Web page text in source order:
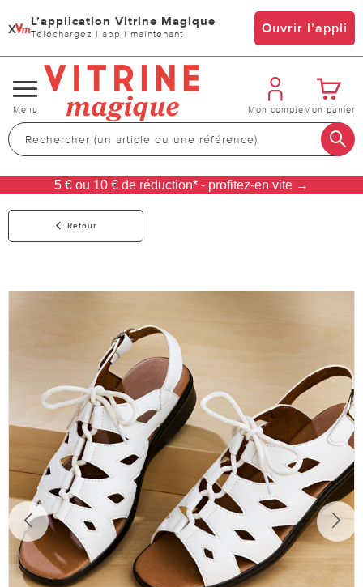
x L’application Vitrine Magique
Téléchargez l’appli maintenant Ouvrir l’appli
Changer
de
navigation
Menu Mon compteMon panier
5 € ou 10 € de réduction* - profitez-en vite →
Retour